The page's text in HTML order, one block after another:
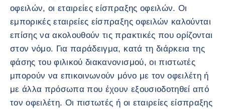
οφειλών, οι εταιρείες είσπραξης οφειλών. Οι
εμπορικές εταιρείες είσπραξης οφειλών καλούνται
επίσης να ακολουθούν τις πρακτικές που ορίζονται
στον νόμο. Για παράδειγμα, κατά τη διάρκεια της
φάσης του φιλικού διακανονισμού, οι πιστωτές
μπορούν να επικοινωνούν μόνο με τον οφειλέτη ή
με άλλα πρόσωπα που έχουν εξουσιοδοτηθεί από
τον οφειλέτη. Οι πιστωτές ή οι εταιρείες είσπραξης